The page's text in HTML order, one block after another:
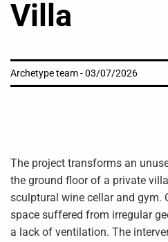
Villa
Archetype team - 03/07/2026
The project transforms an
the ground floor of a private
sculptural wine cellar and gym.
space suffered from irregular
a lack of ventilation. The